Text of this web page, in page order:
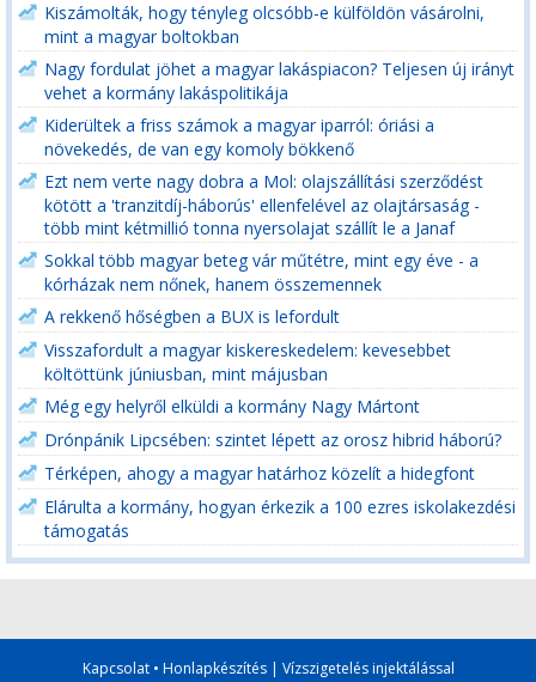
Kiszámolták, hogy tényleg olcsóbb-e külföldön vásárolni,
mint a magyar boltokban
Nagy fordulat jöhet a magyar lakáspiacon? Teljesen új irányt
vehet a kormány lakáspolitikája
Kiderültek a friss számok a magyar iparról: óriási a
növekedés, de van egy komoly bökkenő
Ezt nem verte nagy dobra a Mol: olajszállítási szerződést
kötött a 'tranzitdíj-háborús' ellenfelével az olajtársaság -
több mint kétmillió tonna nyersolajat szállít le a Janaf
Sokkal több magyar beteg vár műtétre, mint egy éve - a
kórházak nem nőnek, hanem összemennek
A rekkenő hőségben a BUX is lefordult
Visszafordult a magyar kiskereskedelem: kevesebbet
költöttünk júniusban, mint májusban
Még egy helyről elküldi a kormány Nagy Mártont
Drónpánik Lipcsében: szintet lépett az orosz hibrid háború?
Térképen, ahogy a magyar határhoz közelít a hidegfont
Elárulta a kormány, hogyan érkezik a 100 ezres iskolakezdési
támogatás
Kapcsolat• Honlapkészítés| Vízszigetelés injektálással